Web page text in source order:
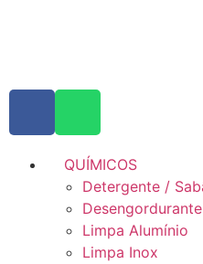
QUÍMICOS
Detergente /
Limpa Alumínio
Limpa Inox